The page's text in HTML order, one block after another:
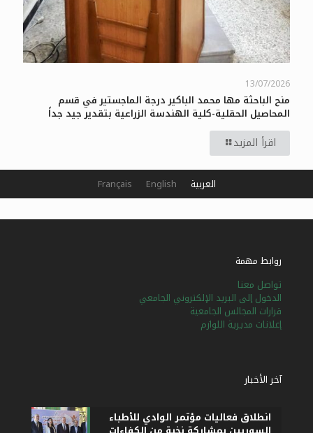
13/07/2026
منح الباحثة مها محمد الباكير درجة الماجستير في قسم
المحاصيل الحقلية-كلية الهندسة الزراعية بتقدير جيد جداً
اقرأ المزيد
روابط مهمة
تواصل معنا
الدخول إلى البريد الإلكتروني الجامعي
قرارات المجالس الجامعية
إعلانات مديرية اللوازم
آخر الأخبار
انطلاق فعاليات مؤتمر الوادي للأطباء
العربية English
Français